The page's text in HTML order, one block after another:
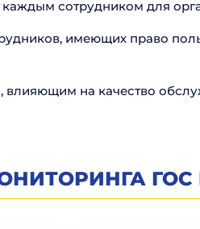
сотрудником для
имеющих право
на качество